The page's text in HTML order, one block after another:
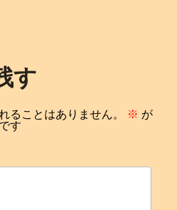
す
ることはありません。 ※ が
す